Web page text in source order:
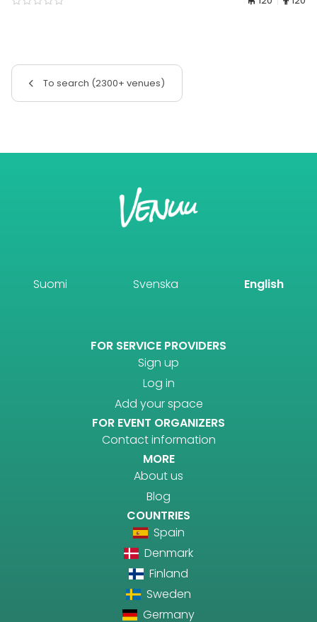
To search (2300+ venues)
Suomi Svenska English
FOR SERVICE PROVIDERS
Sign up
Log in
Add your space
FOR EVENT ORGANIZERS
Contact information
MORE
About us
Blog
COUNTRIES
Spain
Denmark
Finland
Sweden
Germany